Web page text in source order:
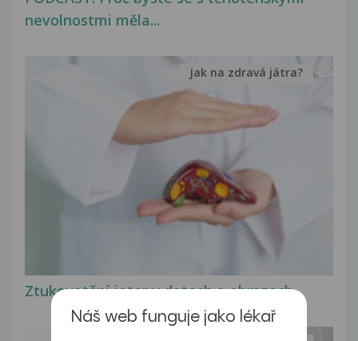
nevolnostmi měla...
Ztukovatění jater v datech a obrazech
Jak na zdravá játra?
Náš web funguje jako lékař